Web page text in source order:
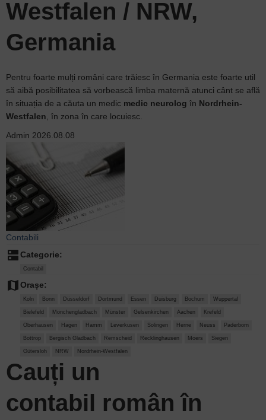
Westfalen / NRW,
Germania
Pentru foarte mulți români care trăiesc în Germania este foarte util
să aibă posibilitatea să vorbească limba maternă atunci cânt se află
în situația de a căuta un medic medic neurolog în Nordrhein-
Westfalen , în zona în care locuiesc.
Admin 2026.08.08
Contabili
dnsCategorie:
Contabil
map Orașe:
Koln Bonn Düsseldorf Dortmund Essen Duisburg Bochum Wuppertal
Bielefeld Mönchengladbach Münster Gelsenkirchen Aachen Krefeld
Oberhausen Hagen Hamm Leverkusen Solingen Herne Neuss Paderborn
Bottrop Bergisch Gladbach Remscheid Recklinghausen Moers Siegen
Gütersloh NRW Nordrhein-Westfalen
Cauți un
contabil român în